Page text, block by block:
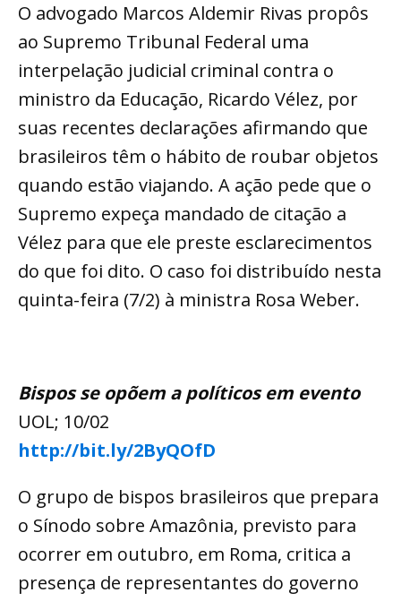
O advogado Marcos Aldemir Rivas propôs
ao Supremo Tribunal Federal uma
interpelação judicial criminal contra o
ministro da Educação, Ricardo Vélez, por
suas recentes declarações afirmando que
brasileiros têm o hábito de roubar objetos
quando estão viajando. A ação pede que o
Supremo expeça mandado de citação a
Vélez para que ele preste esclarecimentos
do que foi dito. O caso foi distribuído nesta
quinta-feira (7/2) à ministra Rosa Weber.
Bispos se opõem a políticos em evento
UOL; 10/02
http://bit.ly/2ByQOfD
O grupo de bispos brasileiros que prepara
o Sínodo sobre Amazônia, previsto para
ocorrer em outubro, em Roma, critica a
presença de representantes do governo